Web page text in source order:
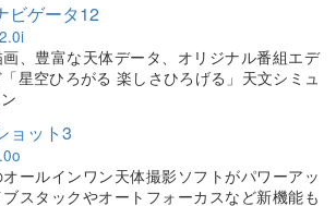
ビゲータ12
、豊富な天体データ、オリジナル番組エデ
「星空ひろがる 楽しさひろげる」天文シミュ
ョット3
ールインワン天体撮影ソフトがパワーアッ
スタックやオートフォーカスなど新機能も